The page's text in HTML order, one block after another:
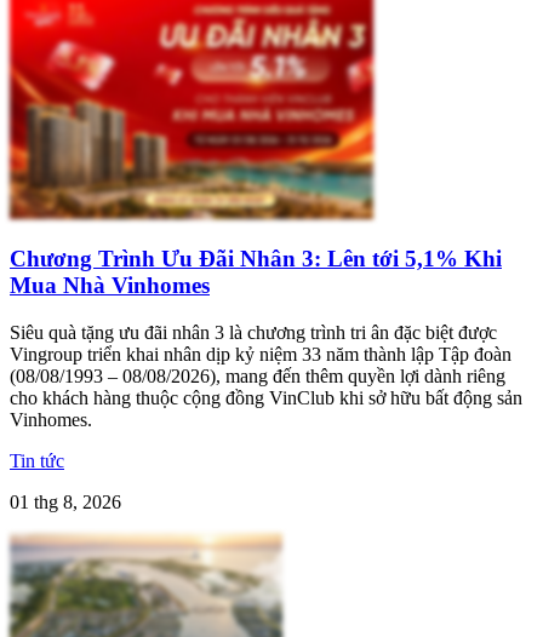
Chương Trình Ưu Đãi Nhân 3: Lên tới 5,1% Khi
Mua Nhà Vinhomes
Siêu quà tặng ưu đãi nhân 3 là chương trình tri ân đặc biệt được
Vingroup triển khai nhân dịp kỷ niệm 33 năm thành lập Tập đoàn
(08/08/1993 – 08/08/2026), mang đến thêm quyền lợi dành riêng
cho khách hàng thuộc cộng đồng VinClub khi sở hữu bất động sản
Vinhomes.
Tin tức
01 thg 8, 2026